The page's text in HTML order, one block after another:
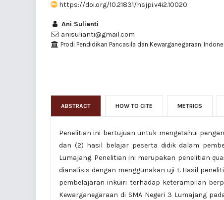
https://doi.org/10.21831/hsjpi.v4i2.10020
Ani Sulianti
anisulianti@gmail.com
Prodi Pendidikan Pancasila dan Kewarganegaraan,
ABSTRACT HOW TO CITE METRICS
Penelitian ini bertujuan untuk mengetahui
dan (2) hasil belajar peserta didik dalam
Lumajang. Penelitian ini merupakan penelitian
dianalisis dengan menggunakan uji-t. Hasil
pembelajaran inkuiri terhadap keterampilan
Kewarganegaraan di SMA Negeri 3 Lumajang